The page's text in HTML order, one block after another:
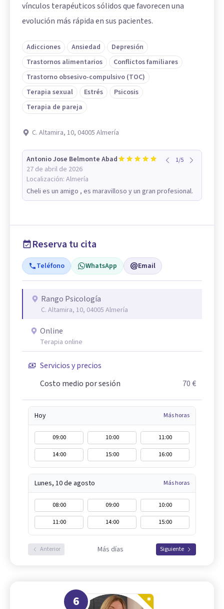
vínculos terapéuticos sólidos que favorecen una
evolución más rápida en sus pacientes.
Adicciones Ansiedad
Depresión
Trastornos alimentarios
Conflictos familiares
Trastorno obsesivo-compulsivo (TOC)
Terapia sexual
Estrés
Psicosis
Terapia de pareja
C. Altamira, 10, 04005 Almería
Antonio Jose Belmonte Abad
27 de abril de 2026
Localización: Almería
1/5
Cheli es un amigo , es maravilloso y un gran profesional.
Reserva tu cita
Teléfono WhatsApp Email
Rango Psicología
C. Altamira, 10, 04005 Almería
Online
Terapia online
Servicios y precios
Costo medio por sesión
70 €
Hoy Más horas
09:00 10:00
11:00
14:00
15:00 16:00
Lunes, 10 de agosto Más horas
08:00 09:00
10:00
11:00
14:00 15:00
Anterior Más días Siguiente
6